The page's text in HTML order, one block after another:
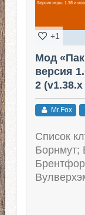
+1
Мод
версия
2 (v1.38.x
Mr.Fox
Список
Борнмут;